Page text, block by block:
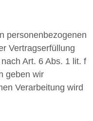
personenbezogenen
Vertragserfüllung
Art. 6 Abs. 1 lit. f
geben wir
Verarbeitung wird